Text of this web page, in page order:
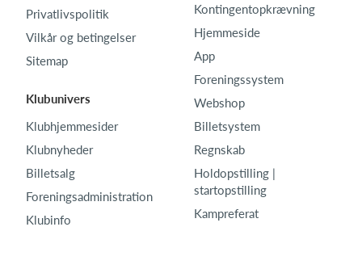
Privatlivspolitik
Vilkår og betingelser
Sitemap
Klubunivers
Klubhjemmesider
Klubnyheder
Billetsalg
Foreningsadministration
Klubinfo
Kontingentopkrævning
Hjemmeside
App
Foreningssystem
Webshop
Billetsystem
Regnskab
Holdopstilling |
startopstilling
Kampreferat